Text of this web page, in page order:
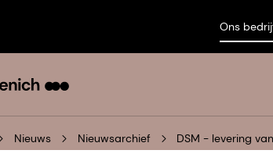
Ons
Nieuws Nieuwsarchief DSM - levering